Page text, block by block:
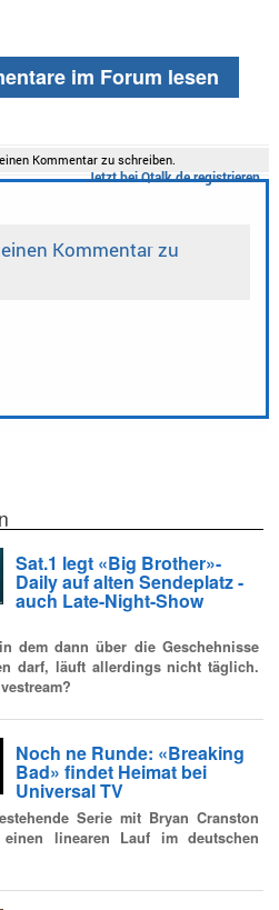
im Forum lesen
Sat.1 legt «Big Brother»-
Daily auf alten Sendeplatz -
auch Late-Night-Show
dem dann über die Geschehnisse
darf, läuft allerdings nicht täglich.
Noch ne Runde: «Breaking
Bad» findet Heimat bei
Universal TV
Serie mit Bryan Cranston
linearen Lauf im deutschen